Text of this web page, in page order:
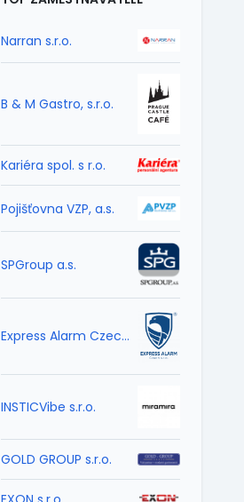
Narran s.r.o.
B & M Gastro, s.r.o.
Kariéra spol. s r.o.
Pojišťovna VZP, a.s.
SPGroup a.s.
Express Alarm Czech s.r.o.
INSTICVibe s.r.o.
GOLD GROUP s.r.o.